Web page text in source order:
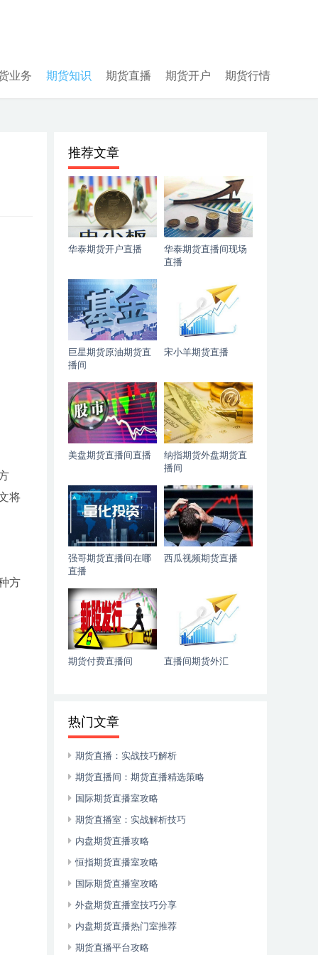
业务 期货知识 期货直播 期货开户 期货行情
将
方
推荐文章
华泰期货开户直播
华泰期货直播间现场
直播
巨星期货原油期货直
播间
宋小羊期货直播
美盘期货直播间直播
纳指期货外盘期货直
播间
强哥期货直播间在哪
直播
西瓜视频期货直播
期货付费直播间 直播间期货外汇
热门文章
期货直播：实战技巧解析
期货直播间：期货直播精选策略
国际期货直播室攻略
期货直播室：实战解析技巧
内盘期货直播攻略
恒指期货直播室攻略
国际期货直播室攻略
外盘期货直播室技巧分享
内盘期货直播热门室推荐
期货直播平台攻略